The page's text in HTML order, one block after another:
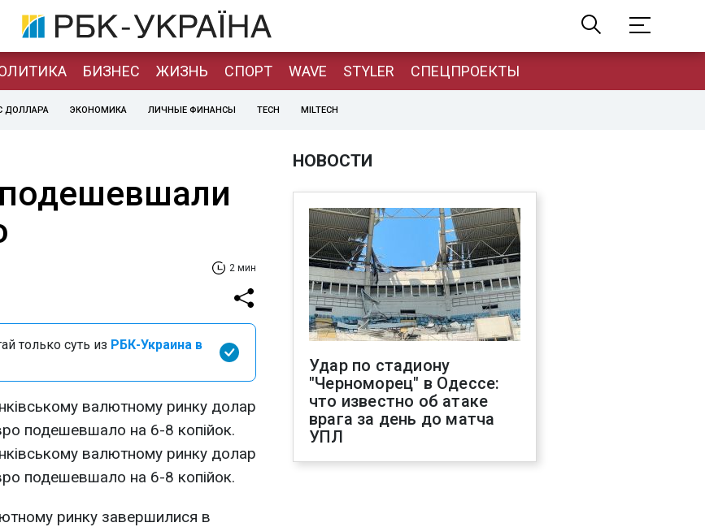
БИЗНЕС ЖИЗНЬ СПОРТ WAVE STYLER СПЕЦПРОЕКТЫ
ДОЛЛАРА ЭКОНОМИКА ЛИЧНЫЕ ФИНАНСЫ TECH MILTECH
2 мин
только суть из РБК-Украина в
валютному ринку долар
подешевшало на 6-8 копійок.
валютному ринку долар
подешевшало на 6-8 копійок.
ринку завершилися в
НОВОСТИ
Удар по стадиону
"Черноморец" в Одессе:
что известно об атаке
врага за день до матча
УПЛ